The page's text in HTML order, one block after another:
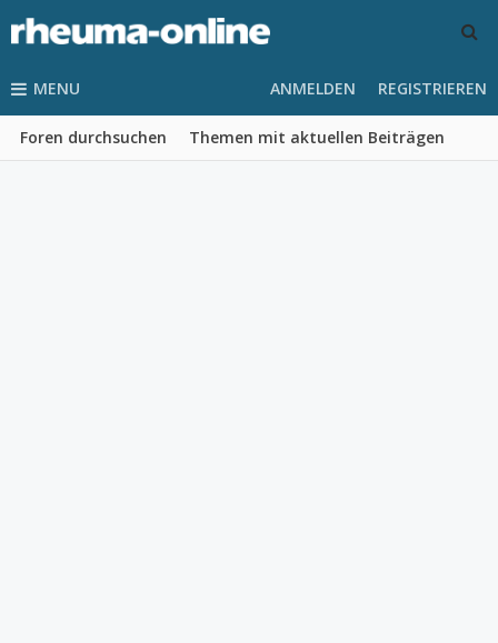
MENU
Foren durchsuchen Themen mit aktuellen Beiträgen
ANMELDEN REGISTRIEREN